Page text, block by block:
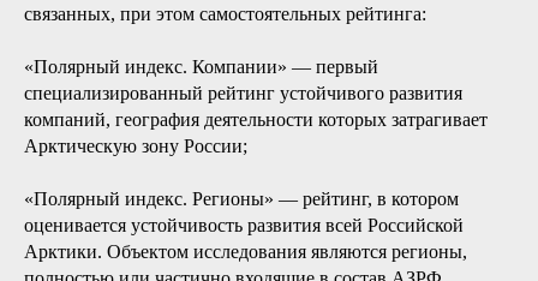
связанных, при этом самостоятельных рейтинга:
«Полярный индекс. Компании» — первый
специализированный рейтинг устойчивого развития
компаний, география деятельности которых затрагивает
Арктическую зону России;
«Полярный индекс. Регионы» — рейтинг, в котором
оценивается устойчивость развития всей Российской
Арктики. Объектом исследования являются регионы,